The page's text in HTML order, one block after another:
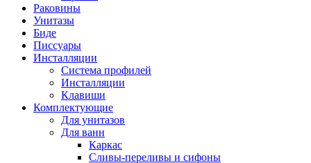
Раковины
Унитазы
Биде
Писсуары
Инсталляции
Система профилей
Инсталляции
Клавиши
Комплектующие
Для унитазов
Для ванн
Каркас
Сливы-переливы и сифоны